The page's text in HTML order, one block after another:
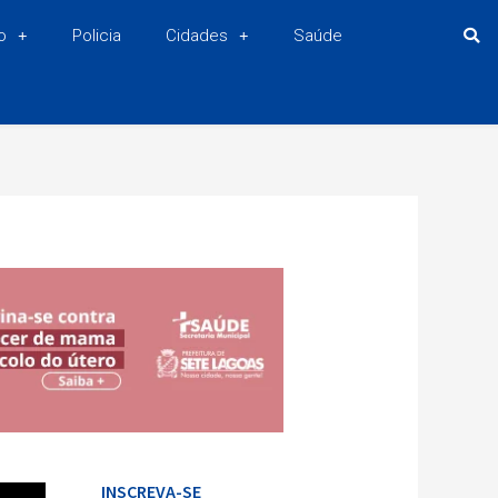
Policia Cidades Saúde
INSCREVA-SE